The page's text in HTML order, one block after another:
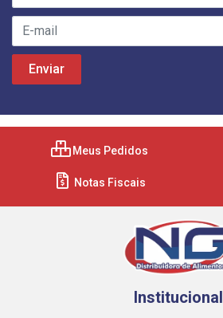
Meus Pedidos
Notas Fiscais
Institucional